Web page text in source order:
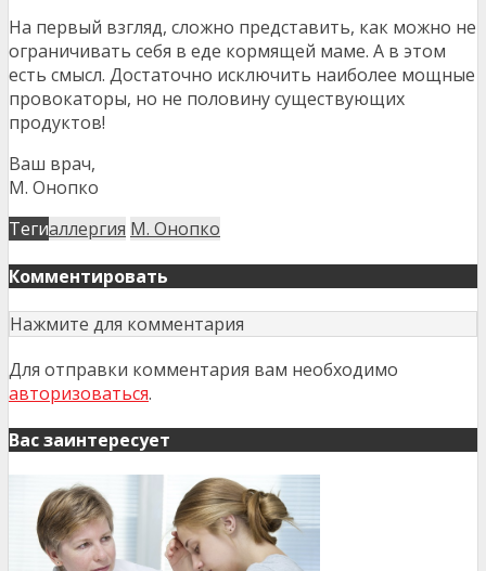
На первый взгляд, сложно представить, как можно не
ограничивать себя в еде кормящей маме. А в этом
есть смысл. Достаточно исключить наиболее мощные
провокаторы, но не половину существующих
продуктов!
Ваш врач,
М. Онопко
Тегиаллергия М. Онопко
Комментировать
Нажмите для комментария
Для отправки комментария вам необходимо
авторизоваться.
Вас заинтересует